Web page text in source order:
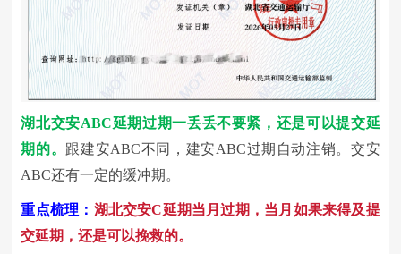
湖北交安ABC延期过期一丢丢不要紧，还是可以提交延
期的。 跟建安ABC不同，建安ABC过期自动注销。交安
ABC还有一定的缓冲期。
重点梳理： 湖北交安C延期当月过期，当月如果来得及提
交延期，还是可以挽救的。